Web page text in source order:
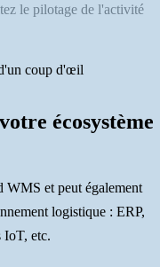
le pilotage de l'activité
coup d'œil
écosystème
WMS et peut également
logistique : ERP,
IoT, etc.